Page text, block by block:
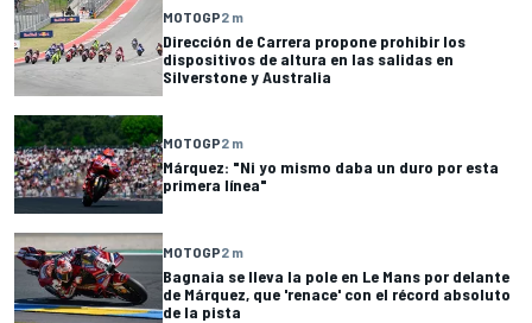
MOTOGP2 m
Dirección de Carrera propone prohibir los
dispositivos de altura en las salidas en
Silverstone y Australia
MOTOGP2 m
Márquez: "Ni yo mismo daba un duro por esta
primera línea"
MOTOGP2 m
Bagnaia se lleva la pole en Le Mans por delante
de Márquez, que 'renace' con el récord absoluto
de la pista